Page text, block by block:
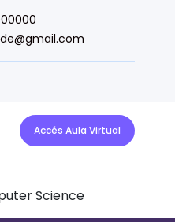
Accés Aula Virtual
Science